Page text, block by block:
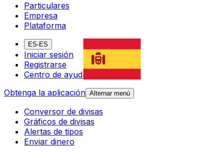
Particulares
Empresa
Plataforma
ES-ES
Iniciar sesión
Registrarse
Centro de ayuda
Obtenga la aplicación Alternar menú
Conversor de divisas
Gráficos de divisas
Alertas de tipos
Enviar dinero